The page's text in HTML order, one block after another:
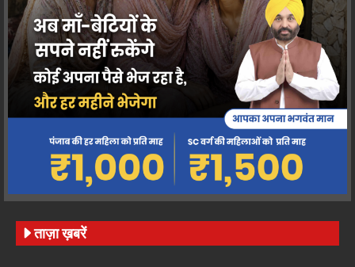
ताज़ा ख़बरें